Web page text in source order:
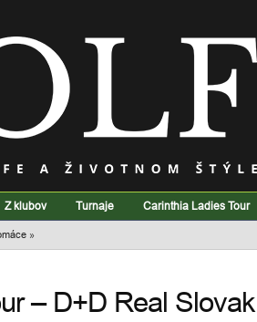
Z klubov Turnaje Carinthia Ladies Tour
»
– D+D Real